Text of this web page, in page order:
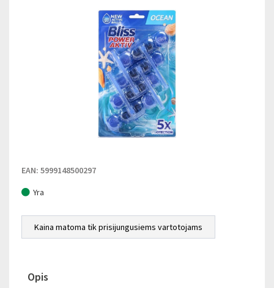
EAN: 5999148500297
Yra
Kaina matoma tik prisijungusiems vartotojams
Opis